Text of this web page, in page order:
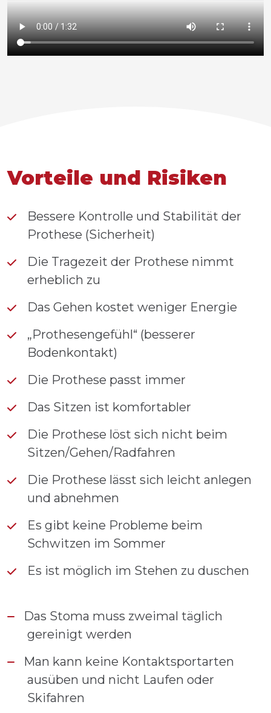
Vorteile und Risiken
Bessere Kontrolle und Stabilität der
Prothese (Sicherheit)
Die Tragezeit der Prothese nimmt
erheblich zu
Das Gehen kostet weniger Energie
„Prothesengefühl“ (besserer
Bodenkontakt)
Die Prothese passt immer
Das Sitzen ist komfortabler
Die Prothese löst sich nicht beim
Sitzen/Gehen/Radfahren
Die Prothese lässt sich leicht anlegen
und abnehmen
Es gibt keine Probleme beim
Schwitzen im Sommer
Es ist möglich im Stehen zu duschen
Das Stoma muss zweimal täglich
gereinigt werden
Man kann keine Kontaktsportarten
ausüben und nicht Laufen oder
Skifahren